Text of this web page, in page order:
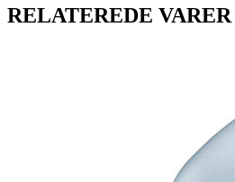
RELATEREDE VARER